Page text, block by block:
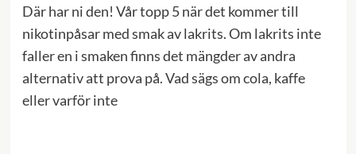
Där har ni den! Vår topp 5 när det kommer till
nikotinpåsar med smak av lakrits. Om lakrits inte
faller en i smaken finns det mängder av andra
alternativ att prova på. Vad sägs om cola, kaffe
eller varför inte